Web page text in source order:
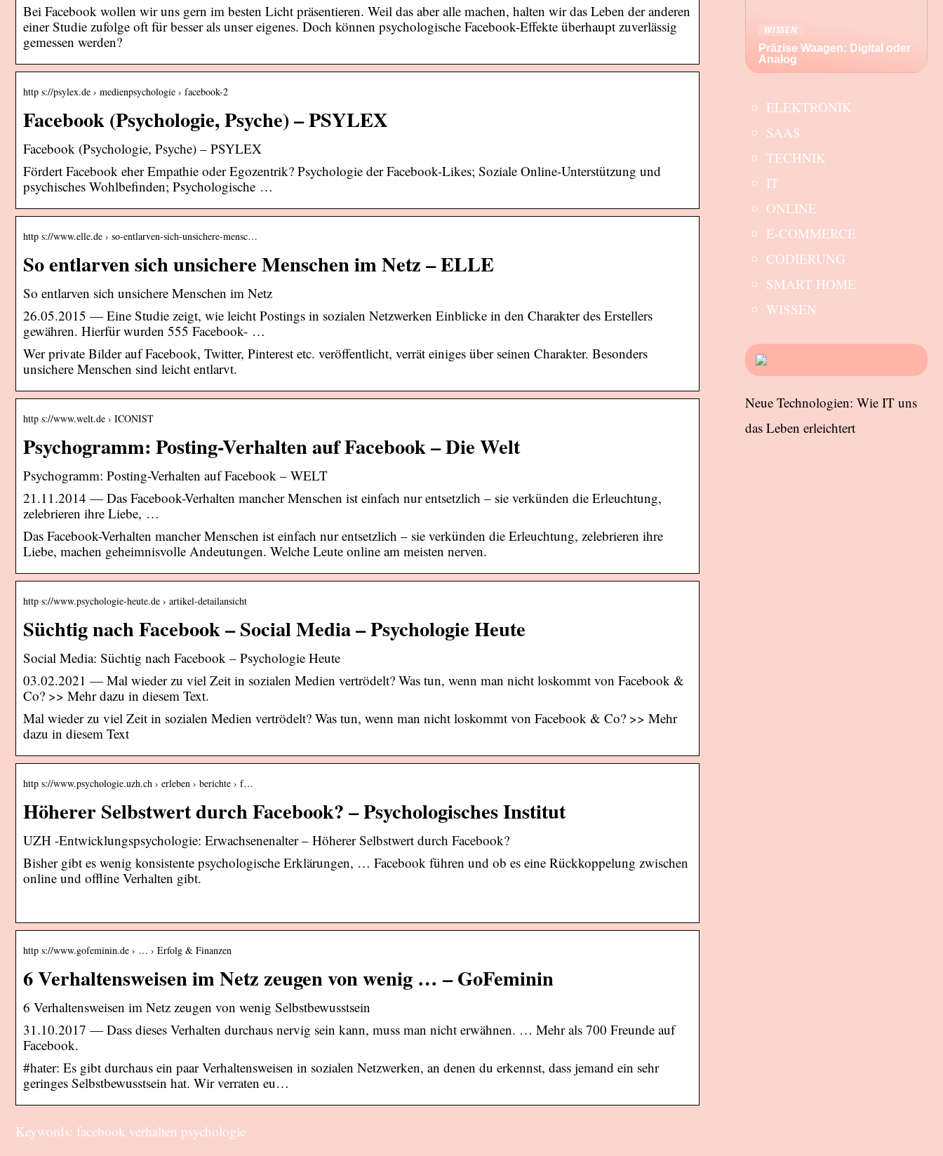
Bei Facebook wollen wir uns gern im besten Licht präsentieren. Weil das aber alle machen, halten wir das Leben der anderen
einer Studie zufolge oft für besser als unser eigenes. Doch können psychologische Facebook-Effekte überhaupt zuverlässig
gemessen werden?
http s://psylex.de › medienpsychologie › facebook-2
Facebook (Psychologie, Psyche) – PSYLEX
Facebook (Psychologie, Psyche) – PSYLEX
Fördert Facebook eher Empathie oder Egozentrik? Psychologie der Facebook-Likes; Soziale Online-Unterstützung und
psychisches Wohlbefinden; Psychologische …
http s://www.elle.de › so-entlarven-sich-unsichere-mensc…
So entlarven sich unsichere Menschen im Netz – ELLE
So entlarven sich unsichere Menschen im Netz
26.05.2015 — Eine Studie zeigt, wie leicht Postings in sozialen Netzwerken Einblicke in den Charakter des Erstellers
gewähren. Hierfür wurden 555 Facebook- …
Wer private Bilder auf Facebook, Twitter, Pinterest etc. veröffentlicht, verrät einiges über seinen Charakter. Besonders
unsichere Menschen sind leicht entlarvt.
http s://www.welt.de › ICONIST
Psychogramm: Posting-Verhalten auf Facebook – Die Welt
Psychogramm: Posting-Verhalten auf Facebook – WELT
21.11.2014 — Das Facebook-Verhalten mancher Menschen ist einfach nur entsetzlich – sie verkünden die Erleuchtung,
zelebrieren ihre Liebe, …
Das Facebook-Verhalten mancher Menschen ist einfach nur entsetzlich – sie verkünden die Erleuchtung, zelebrieren ihre
Liebe, machen geheimnisvolle Andeutungen. Welche Leute online am meisten nerven.
http s://www.psychologie-heute.de › artikel-detailansicht
Süchtig nach Facebook – Social Media – Psychologie Heute
Social Media: Süchtig nach Facebook – Psychologie Heute
03.02.2021 — Mal wieder zu viel Zeit in sozialen Medien vertrödelt? Was tun, wenn man nicht loskommt von Facebook &
Co? >> Mehr dazu in diesem Text.
Mal wieder zu viel Zeit in sozialen Medien vertrödelt? Was tun, wenn man nicht loskommt von Facebook & Co? >> Mehr
dazu in diesem Text
http s://www.psychologie.uzh.ch › erleben › berichte › f…
Höherer Selbstwert durch Facebook? – Psychologisches Institut
UZH -Entwicklungspsychologie: Erwachsenenalter – Höherer Selbstwert durch Facebook?
Bisher gibt es wenig konsistente psychologische Erklärungen, … Facebook führen und ob es eine Rückkoppelung zwischen
online und offline Verhalten gibt.
http s://www.gofeminin.de › … › Erfolg & Finanzen
6 Verhaltensweisen im Netz zeugen von wenig … – GoFeminin
6 Verhaltensweisen im Netz zeugen von wenig Selbstbewusstsein
31.10.2017 — Dass dieses Verhalten durchaus nervig sein kann, muss man nicht erwähnen. … Mehr als 700 Freunde auf
Facebook.
#hater: Es gibt durchaus ein paar Verhaltensweisen in sozialen Netzwerken, an denen du erkennst, dass jemand ein sehr
geringes Selbstbewusstsein hat. Wir verraten eu…
Keywords: facebook verhalten psychologie
WISSEN
Präzise Waagen: Digital oder
Analog
ELEKTRONIK
SAAS
TECHNIK
IT
ONLINE
E-COMMERCE
CODIERUNG
SMART HOME
WISSEN
Neue Technologien: Wie IT uns
das Leben erleichtert